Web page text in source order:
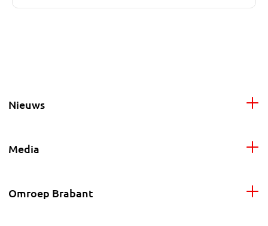
Nieuws
Media
Omroep Brabant